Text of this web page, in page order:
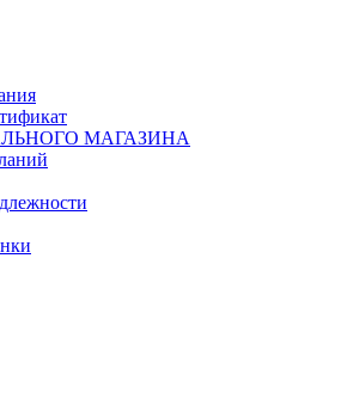
МАГАЗИНА